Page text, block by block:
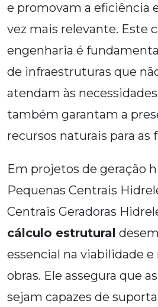
e promovam a eficiência
vez mais relevante. Este
engenharia é
de infraestruturas que
atendam às
também garantam a
recursos naturais para as
Em projetos de geração
Pequenas Centrais
Centrais Geradoras
cálculo estrutural
essencial na viabilidade e
obras. Ele assegura que
sejam capazes de